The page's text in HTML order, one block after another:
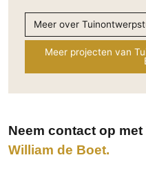
Meer over
Meer projecten van
Neem contact op met
William de Boet